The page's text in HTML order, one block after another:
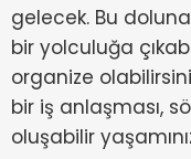
gelecek. Bu
bir yolculuğa
organize
bir iş anlaşması,
oluşabilir